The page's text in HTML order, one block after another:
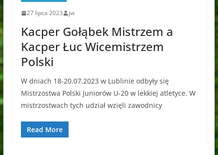
27 lipca 2023 jw
Kacper Gołąbek Mistrzem a
Kacper Łuc Wicemistrzem
Polski
W dniach 18-20.07.2023 w Lublinie odbyły się
Mistrzostwa Polski Juniorów U-20 w lekkiej atletyce. W
mistrzostwach tych udział wzięli zawodnicy
Read More